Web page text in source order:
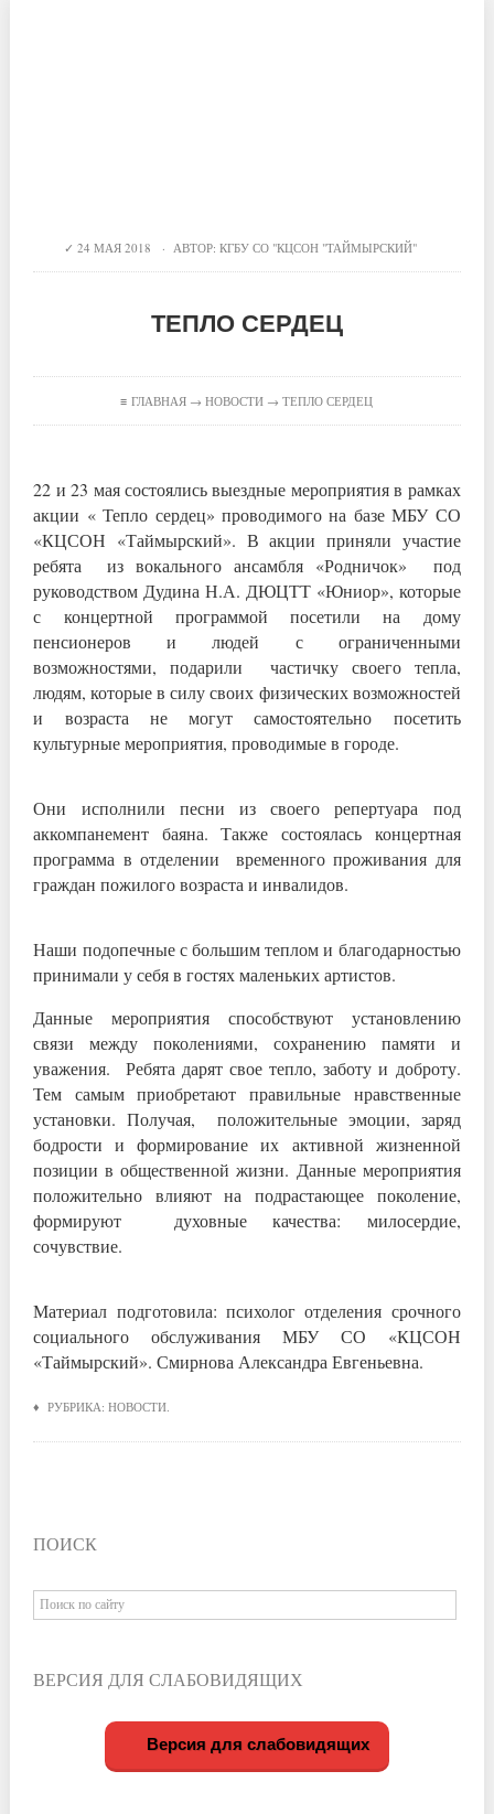
24 МАЯ 2018 · АВТОР:КГБУ СО "КЦСОН "ТАЙМЫРСКИЙ"
ТЕПЛО СЕРДЕЦ
≡ГЛАВНАЯ →НОВОСТИ → ТЕПЛО СЕРДЕЦ
22 и 23 мая состоялись выездные мероприятия в рамках
акции « Тепло сердец» проводимого на базе МБУ СО
«КЦСОН «Таймырский». В акции приняли участие
ребята из вокального ансамбля «Родничок» под
руководством Дудина Н.А. ДЮЦТТ «Юниор», которые
с концертной программой посетили на дому
пенсионеров и людей с ограниченными
возможностями, подарили частичку своего тепла,
людям, которые в силу своих физических возможностей
и возраста не могут самостоятельно посетить
культурные мероприятия, проводимые в городе.
Они исполнили песни из своего репертуара под
аккомпанемент баяна. Также состоялась концертная
программа в отделении временного проживания для
граждан пожилого возраста и инвалидов.
Наши подопечные с большим теплом и благодарностью
принимали у себя в гостях маленьких артистов.
Данные мероприятия способствуют установлению
связи между поколениями, сохранению памяти и
уважения. Ребята дарят свое тепло, заботу и доброту.
Тем самым приобретают правильные нравственные
установки. Получая, положительные эмоции, заряд
бодрости и формирование их активной жизненной
позиции в общественной жизни. Данные мероприятия
положительно влияют на подрастающее поколение,
формируют духовные качества: милосердие,
сочувствие.
Материал подготовила: психолог отделения срочного
социального обслуживания МБУ СО «КЦСОН
«Таймырский». Смирнова Александра Евгеньевна.
♦ РУБРИКА:НОВОСТИ.
ПОИСК
ВЕРСИЯ ДЛЯ СЛАБОВИДЯЩИХ
Версия для слабовидящих